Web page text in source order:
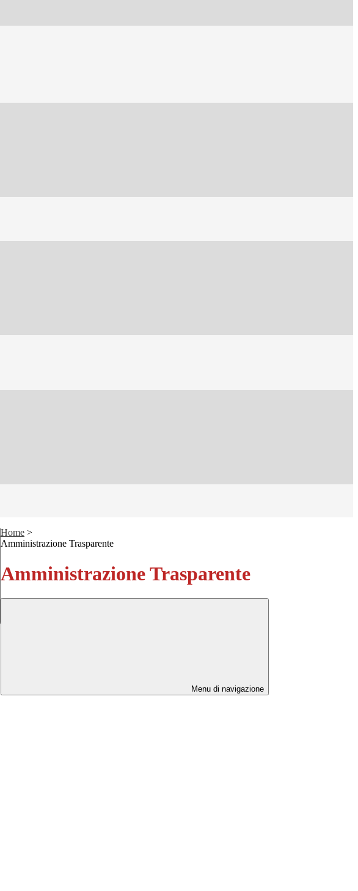
Home >
Amministrazione Trasparente
Amministrazione Trasparente
Menu di navigazione